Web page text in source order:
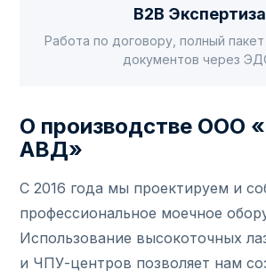
B2B Экспертиза
Работа по договору, полный
документов через
О производстве ООО
АВД»
С 2016 года мы проектируем и
профессиональное моечное
Использование высокоточных
и ЧПУ-центров позволяет нам